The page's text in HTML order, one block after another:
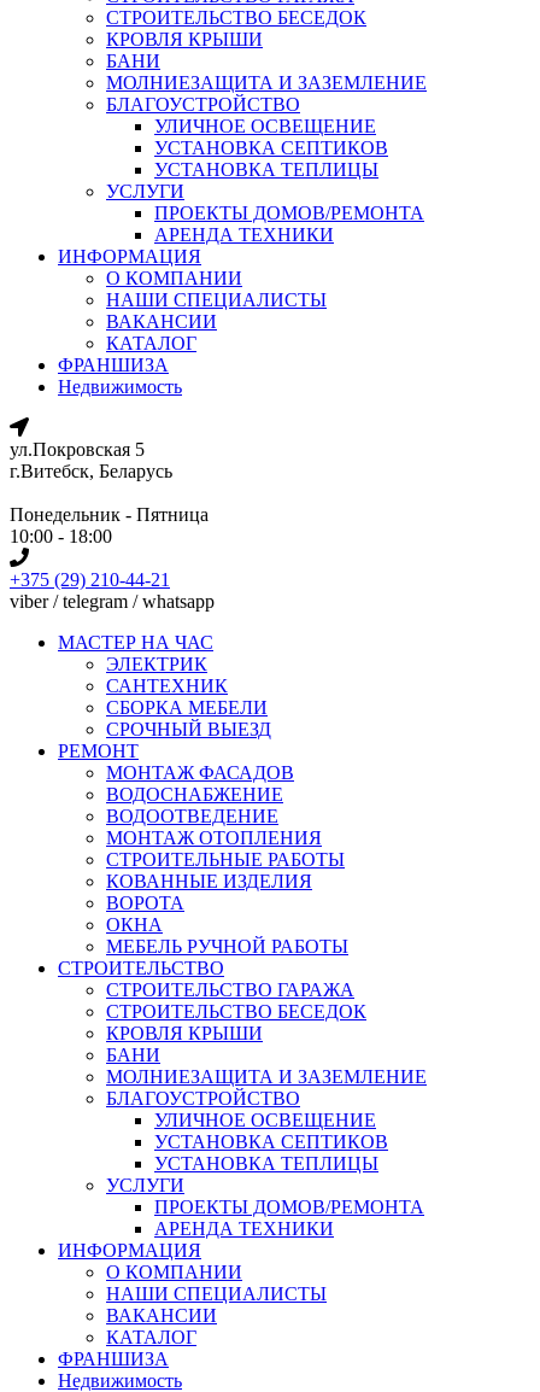
СТРОИТЕЛЬСТВО БЕСЕДОК
КРОВЛЯ КРЫШИ
БАНИ
МОЛНИЕЗАЩИТА И ЗАЗЕМЛЕНИЕ
БЛАГОУСТРОЙСТВО
УЛИЧНОЕ ОСВЕЩЕНИЕ
УСТАНОВКА СЕПТИКОВ
УСТАНОВКА ТЕПЛИЦЫ
УСЛУГИ
ПРОЕКТЫ ДОМОВ/РЕМОНТА
АРЕНДА ТЕХНИКИ
ИНФОРМАЦИЯ
О КОМПАНИИ
НАШИ СПЕЦИАЛИСТЫ
ВАКАНСИИ
КАТАЛОГ
ФРАНШИЗА
Недвижимость
ул.Покровская 5
г.Витебск, Беларусь
Понедельник - Пятница
10:00 - 18:00
+375 (29) 210-44-21
viber / telegram / whatsapp
МАСТЕР НА ЧАС
ЭЛЕКТРИК
САНТЕХНИК
СБОРКА МЕБЕЛИ
СРОЧНЫЙ ВЫЕЗД
РЕМОНТ
МОНТАЖ ФАСАДОВ
ВОДОСНАБЖЕНИЕ
ВОДООТВЕДЕНИЕ
МОНТАЖ ОТОПЛЕНИЯ
СТРОИТЕЛЬНЫЕ РАБОТЫ
КОВАННЫЕ ИЗДЕЛИЯ
ВОРОТА
ОКНА
МЕБЕЛЬ РУЧНОЙ РАБОТЫ
СТРОИТЕЛЬСТВО
СТРОИТЕЛЬСТВО ГАРАЖА
СТРОИТЕЛЬСТВО БЕСЕДОК
КРОВЛЯ КРЫШИ
БАНИ
МОЛНИЕЗАЩИТА И ЗАЗЕМЛЕНИЕ
БЛАГОУСТРОЙСТВО
УЛИЧНОЕ ОСВЕЩЕНИЕ
УСТАНОВКА СЕПТИКОВ
УСТАНОВКА ТЕПЛИЦЫ
УСЛУГИ
ПРОЕКТЫ ДОМОВ/РЕМОНТА
АРЕНДА ТЕХНИКИ
ИНФОРМАЦИЯ
О КОМПАНИИ
НАШИ СПЕЦИАЛИСТЫ
ВАКАНСИИ
КАТАЛОГ
ФРАНШИЗА
Недвижимость